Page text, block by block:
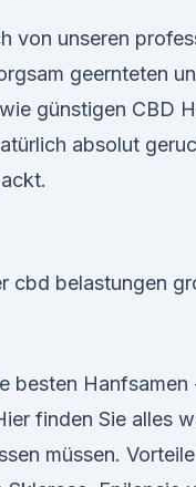
von unseren
geernteten
günstigen CBD
absolut
besten Hanfsamen
finden Sie alles
müssen.